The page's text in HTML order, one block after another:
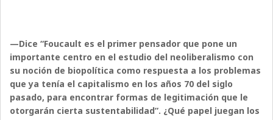
—Dice “Foucault es el primer pensador que pone un
importante centro en el estudio del neoliberalismo con
su noción de biopolítica como respuesta a los problemas
que ya tenía el capitalismo en los años 70 del siglo
pasado, para encontrar formas de legitimación que le
otorgarán cierta sustentabilidad”. ¿Qué papel juegan los